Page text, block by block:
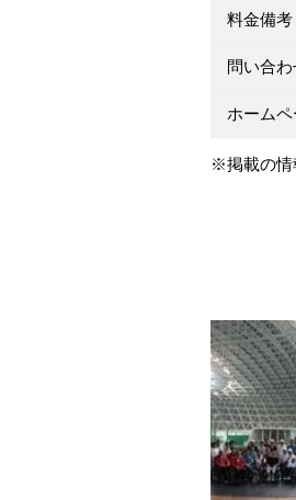
料金備考
問い合わ
ホームペ
※掲載の情